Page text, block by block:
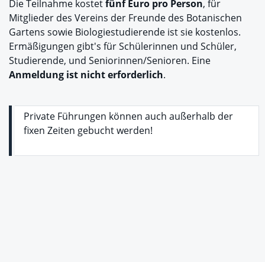
Die Teilnahme kostetfünf Euro pro Person, für
Mitglieder des Vereins der Freunde des Botanischen
Gartens sowie Biologiestudierende ist sie kostenlos.
Ermäßigungen gibt's für Schülerinnen und Schüler,
Studierende, und Seniorinnen/Senioren. Eine
Anmeldung ist nicht erforderlich.
Private Führungen können auch außerhalb der
fixen Zeiten gebucht werden!